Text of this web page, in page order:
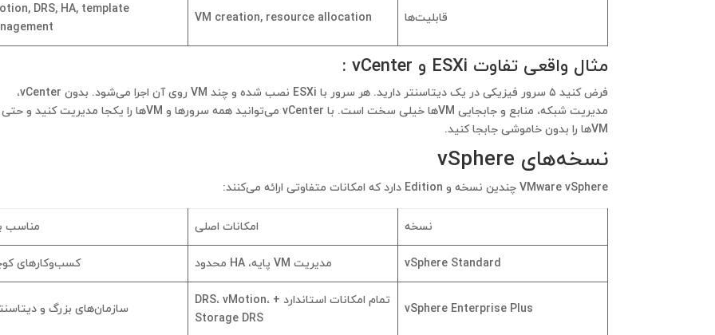
قابلیت‌ها VM creation, resource allocation
DRS, HA, template
مثال واقعی تفاوت ESXi و vCenter :
فرض کنید ۵ سرور فیزیکی در یک دیتاسنتر دارید. هر سرور با ESXi نصب شده و چند VM روی آن اجرا می‌شود. بدون vCenter،
مدیریت شبکه، منابع و جابجایی VMها خیلی سخت است. با vCenter می‌توانید همه سرورها و VMها را یکجا مدیریت کنید و حتی
VMها را بدون خاموشی جابجا کنید.
نسخه‌های vSphere
VMware vSphere چندین نسخه و Edition دارد که امکانات متفاوتی ارائه می‌کنند:
نسخه امکانات اصلی مناسب
vSphere Standard مدیریت VM پایه، HA محدود کسب‌وکارهای
vSphere Enterprise Plus
تمام امکانات استاندارد + DRS، vMotion،
Storage DRS
سازمان‌های بزرگ و